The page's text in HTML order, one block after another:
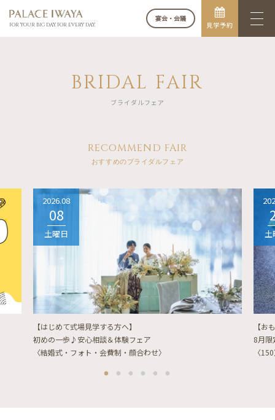
FOR YOUR BIG DAY. FOR EVERY DAY.
宴会・会議
見学予約
BRIDAL FAIR
ブライダルフェア
RECOMMEND FAIR
おすすめのブライダルフェア
2026.08
08
土曜日
【はじめて式場見学する方へ】
初めの一歩♪安心相談＆体験フェア
〈結婚式・フォト・会費制・顔合わせ〉
土
【お
8月限
〈